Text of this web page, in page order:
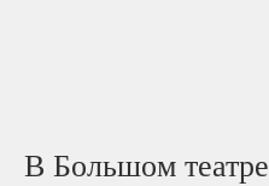
В Большом театре